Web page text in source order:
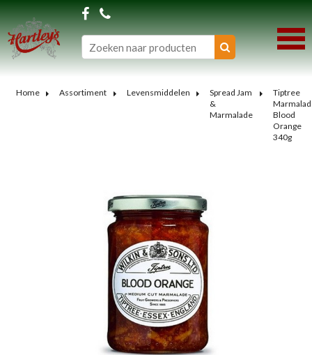
Home Assortiment Levensmiddelen
Spread Jam
&
Marmalade
Tiptree
Blood
Orange
340g